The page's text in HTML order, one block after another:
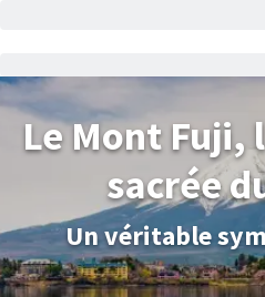
Le Mont Fuji,
sacrée
Un véritable